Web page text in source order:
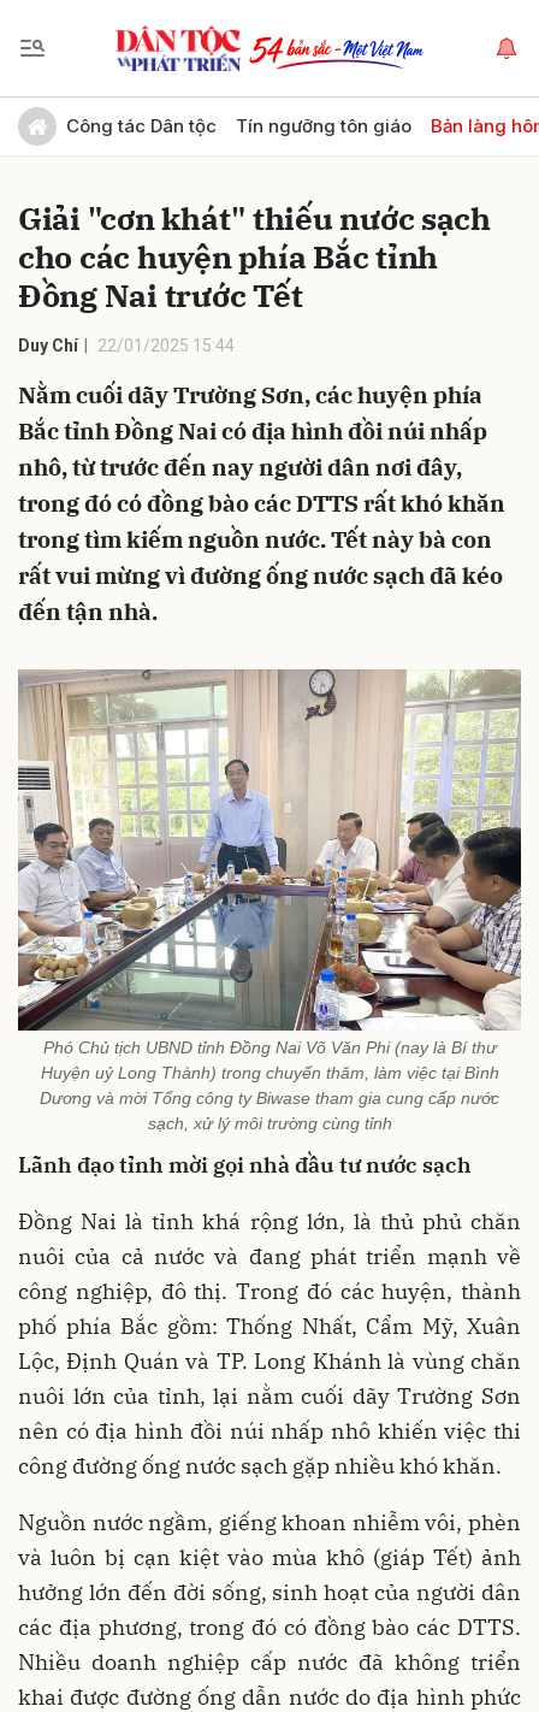
Công tác Dân tộc Tín ngưỡng tôn giáo Bản làng
Giải "cơn khát" thiếu nước sạch
cho các huyện phía Bắc tỉnh
Đồng Nai trước Tết
Duy Chí 22/01/2025 15:44
Nằm cuối dãy Trường Sơn, các huyện phía
Bắc tỉnh Đồng Nai có địa hình đồi núi nhấp
nhô, từ trước đến nay người dân nơi đây,
trong đó có đồng bào các DTTS rất khó khăn
trong tìm kiếm nguồn nước. Tết này bà con
rất vui mừng vì đường ống nước sạch đã kéo
đến tận nhà.
Phó Chủ tịch UBND tỉnh Đồng Nai Võ Văn Phi (nay là Bí thư
Huyện uỷ Long Thành) trong chuyến thăm, làm việc tại Bình
Dương và mời Tổng công ty Biwase tham gia cung cấp nước
sạch, xử lý môi trường cùng tỉnh
Lãnh đạo tỉnh mời gọi nhà đầu tư nước sạch
Đồng Nai là tỉnh khá rộng lớn, là thủ phủ chăn
nuôi của cả nước và đang phát triển mạnh về
công nghiệp, đô thị. Trong đó các huyện, thành
phố phía Bắc gồm: Thống Nhất, Cẩm Mỹ, Xuân
Lộc, Định Quán và TP. Long Khánh là vùng chăn
nuôi lớn của tỉnh, lại nằm cuối dãy Trường Sơn
nên có địa hình đồi núi nhấp nhô khiến việc thi
công đường ống nước sạch gặp nhiều khó khăn.
Nguồn nước ngầm, giếng khoan nhiễm vôi, phèn
và luôn bị cạn kiệt vào mùa khô (giáp Tết) ảnh
hưởng lớn đến đời sống, sinh hoạt của người dân
các địa phương, trong đó có đồng bào các DTTS.
Nhiều doanh nghiệp cấp nước đã không triển
khai được đường ống dẫn nước do địa hình phức
Gửi bình luận